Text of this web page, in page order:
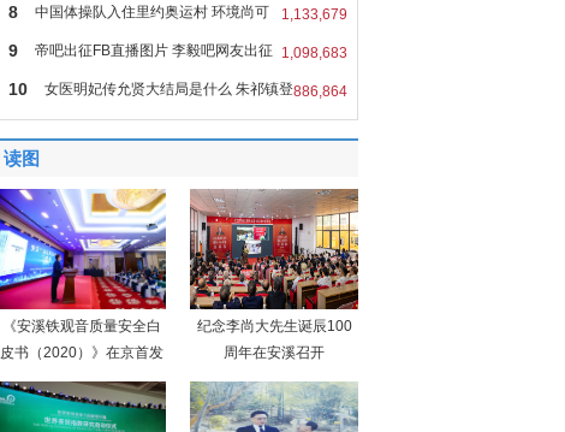
菡 1,133,679
8 中国体操队入住里约奥运村 环境尚可
但 1,098,683
9 帝吧出征FB直播图片 李毅吧网友出征
脸 886,864
10 女医明妃传允贤大结局是什么 朱祁镇登
读图
《安溪铁观音质量安全白
皮书（2020）》在京首发
纪念李尚大先生诞辰100
周年在安溪召开